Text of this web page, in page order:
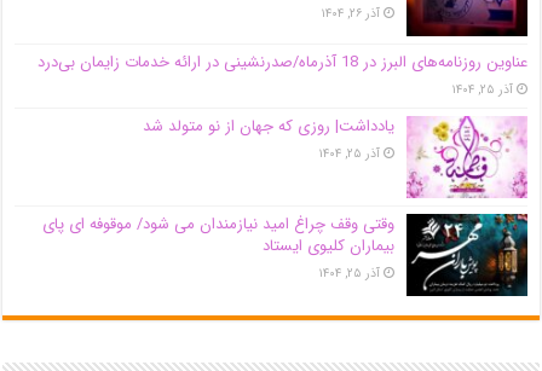
آذر ۲۶, ۱۴۰۴
عناوین روزنامه‌های البرز در ‌18 آذرماه/صدرنشینی در ارائه خدمات زایمان بی‌درد
آذر ۲۵, ۱۴۰۴
یادداشت| روزی که جهان از نو متولد شد
آذر ۲۵, ۱۴۰۴
وقتی وقف چراغ امید نیازمندان می شود/ موقوفه ای پای
بیماران کلیوی ایستاد
آذر ۲۵, ۱۴۰۴